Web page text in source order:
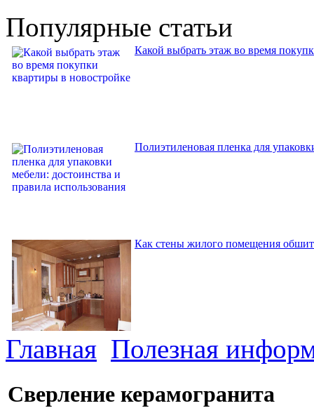
Популярные статьи
Какой выбрать этаж во время
Полиэтиленовая пленка для
Как стены жилого помещения
Главная Полезная
Сверление керамогранита